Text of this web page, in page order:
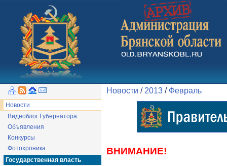
Новости
Видеоблог Губернатора
Объявления
Конкурсы
Фотохроника
Государственная власть
Новости / 2013 / Февраль
ВНИМАНИЕ!